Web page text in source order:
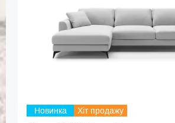
Новинка Хіт продажу